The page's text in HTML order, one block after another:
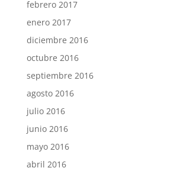
febrero 2017
enero 2017
diciembre 2016
octubre 2016
septiembre 2016
agosto 2016
julio 2016
junio 2016
mayo 2016
abril 2016